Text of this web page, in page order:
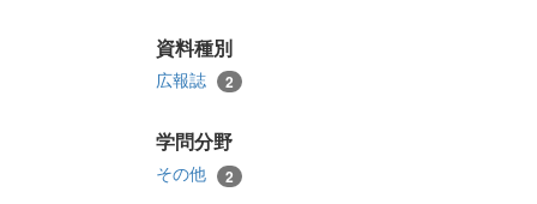
資料種別
広報誌 2
学問分野
その他 2